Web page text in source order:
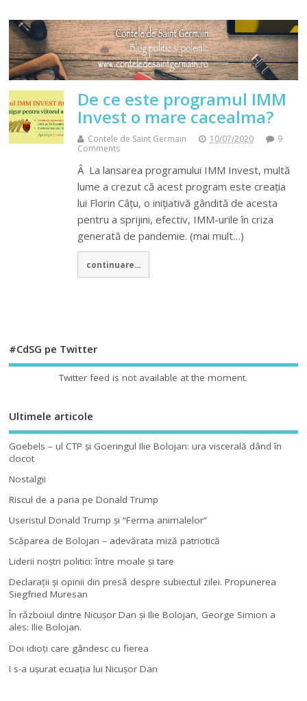
De ce este programul IMM
Invest o mare cacealma?
Contele de Saint Germain 10/07/2020
9
Comments
Â La lansarea programului IMM Invest, multă
lume a crezut că acest program este creația
lui Florin Câțu, o inițiativă gândită de acesta
pentru a sprijini, efectiv, IMM-urile în criza
generată de pandemie. (mai mult…)
continuare...
#CdSG pe Twitter
Twitter feed is not available at the moment.
Ultimele articole
Goebels – ul CTP şi Goeringul Ilie Bolojan: ura viscerală dând în
clocot
Nostalgii
Riscul de a paria pe Donald Trump
Useristul Donald Trump şi “Ferma animalelor”
Scăparea de Bolojan – adevărata miză patriotică
Liderii noştri politici: între moale şi tare
Declaraţii şi opinii din presă despre subiectul zilei. Propunerea
Siegfried Muresan
În războiul dintre Nicuşor Dan şi Ilie Bolojan, George Simion a
ales: Ilie Bolojan.
Doi idioţi care gândesc cu fierea
I s-a uşurat ecuaţia lui Nicuşor Dan